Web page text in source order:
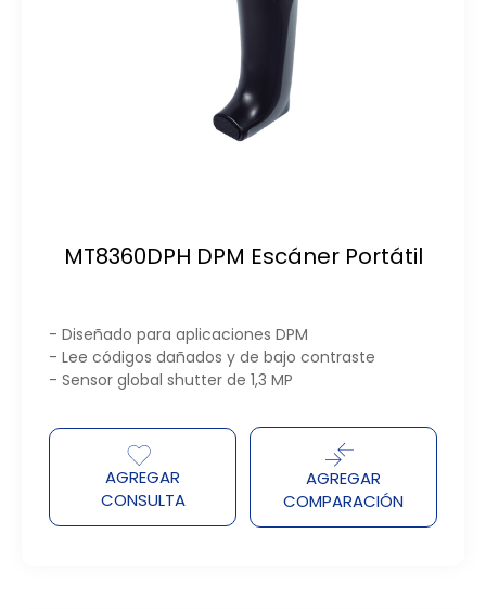
MT8360DPH DPM Escáner Portátil
- Diseñado para aplicaciones DPM
- Lee códigos dañados y de bajo contraste
- Sensor global shutter de 1,3 MP
AGREGAR
CONSULTA
AGREGAR
COMPARACIÓN